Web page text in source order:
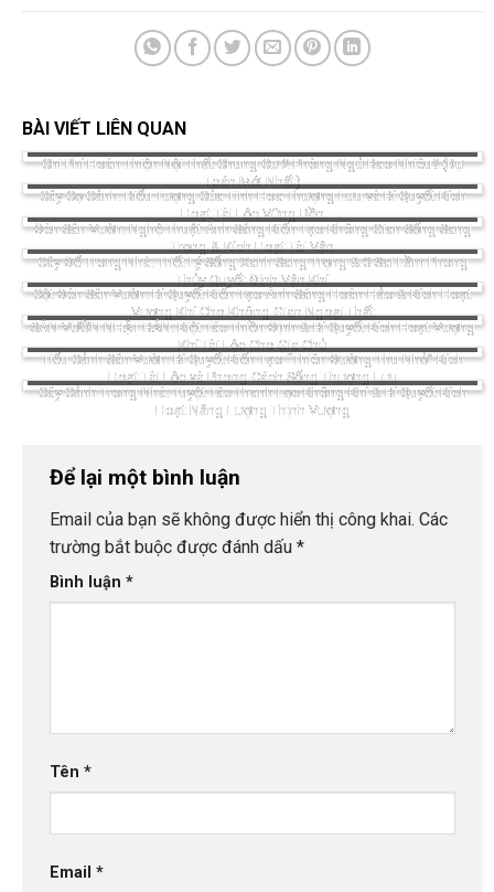
BÀI VIẾT LIÊN QUAN
Chi Phí Hoàn Thiện Nội Thất Chung Cư 2 Phòng Ngủ Bao Nhiêu? (Dự
Toán Mới Nhất)
Cây Cọ Cảnh: Biểu Tượng Của Tinh Hoa Thượng Lưu và Bí Quyết Kích
Hoạt Tài Lộc Vững Bền
Đèn Sân Vườn: Nghệ Thuật Ánh Sáng Kiến Tạo Không Gian Sống Sang
Trọng & Kích Hoạt Tài Vận
Cây Để Trong Nhà: Triết Lý Sống Xanh Sang Trọng & 3 Sai Lầm Phong
Thủy Quyết Định Vận Khí
Cột Đèn Sân Vườn: Bí Quyết Kiến Tạo Ánh Sáng Hoàn Hảo & Kích Hoạt
Vượng Khí Cho Không Gian Ngoại Thất
SÂN VƯỜN NHẬT BẢN: Kiệt Tác Thiền Định & Bí Quyết Kích Hoạt Vượng
Khí Tài Lộc Cho Gia Chủ
Tiểu Cảnh Sân Vườn: Bí Quyết Kiến Tạo “Thiên Đường Thu Nhỏ” Kích
Hoạt Tài Lộc và Phong Cách Sống Thượng Lưu
Cây Cảnh Trong Nhà: Tuyệt Tác Thanh Lọc Không Khí & Bí Quyết Kích
Hoạt Năng Lượng Thịnh Vượng
Để lại một bình luận
Email của bạn sẽ không được hiển thị công khai. Các
trường bắt buộc được đánh dấu *
Bình luận *
Tên *
Email *